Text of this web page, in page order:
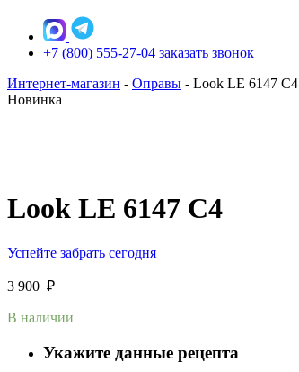
+7 (800) 555-27-04 заказать звонок
Интернет-магазин - Оправы - Look LE 6147 C4
Новинка
Look LE 6147 C4
Успейте забрать сегодня
3 900 ₽
В наличии
Укажите данные рецепта